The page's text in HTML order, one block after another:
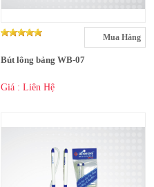
Mua Hàng
Bút lông bảng WB-07
Giá : Liên Hệ